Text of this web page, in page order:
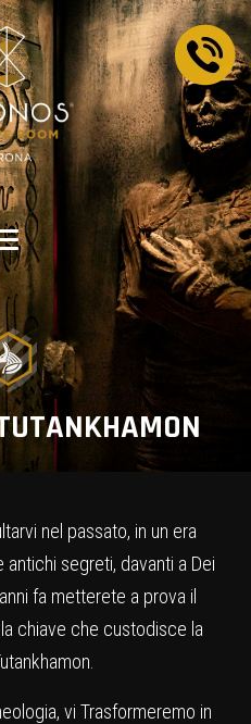
nel passato, in un era
segreti, davanti a Dei
fa metterete a prova il
chiave che custodisce la
vi Trasformeremo in